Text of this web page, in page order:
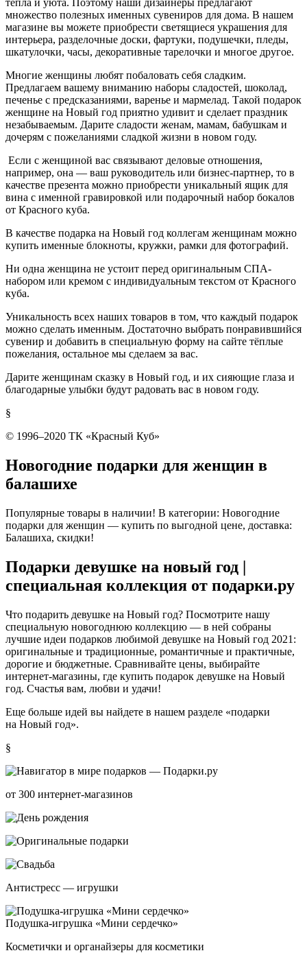
тепла и уюта. Поэтому наши дизайнеры предлагают
множество полезных именных сувениров для дома. В нашем
магазине вы можете приобрести светящиеся украшения для
интерьера, разделочные доски, фартуки, подушечки, пледы,
шкатулочки, часы, декоративные тарелочки и многое другое.
Многие женщины любят побаловать себя сладким.
Предлагаем вашему вниманию наборы сладостей, шоколад,
печенье с предсказаниями, варенье и мармелад. Такой подарок
женщине на Новый год приятно удивит и сделает праздник
незабываемым. Дарите сладости женам, мамам, бабушкам и
дочерям с пожеланиями сладкой жизни в новом году.
Если с женщиной вас связывают деловые отношения,
например, она — ваш руководитель или бизнес-партнер, то в
качестве презента можно приобрести уникальный ящик для
вина с именной гравировкой или подарочный набор бокалов
от Красного куба.
В качестве подарка на Новый год коллегам женщинам можно
купить именные блокноты, кружки, рамки для фотографий.
Ни одна женщина не устоит перед оригинальным СПА-
набором или кремом с индивидуальным текстом от Красного
куба.
Уникальность всех наших товаров в том, что каждый подарок
можно сделать именным. Достаточно выбрать понравившийся
сувенир и добавить в специальную форму на сайте тёплые
пожелания, остальное мы сделаем за вас.
Дарите женщинам сказку в Новый год, и их сияющие глаза и
благодарные улыбки будут радовать вас в новом году.
§
© 1996–2020 ТК «Красный Куб»
Новогодние подарки для женщин в
балашихе
Популярные товары в наличии! В категории: Новогодние
подарки для женщин — купить по выгодной цене, доставка:
Балашиха, скидки!
Подарки девушке на новый год |
специальная коллекция от подарки.ру
Что подарить девушке на Новый год? Посмотрите нашу
специальную новогоднюю коллекцию — в ней собраны
лучшие идеи подарков любимой девушке на Новый год 2021:
оригинальные и традиционные, романтичные и практичные,
дорогие и бюджетные. Сравнивайте цены, выбирайте
интернет-магазины, где купить подарок девушке на Новый
год. Счастья вам, любви и удачи!
Еще больше идей вы найдете в нашем разделе «подарки
на Новый год».
§
от 300 интернет-магазинов
Антистресс — игрушки
Подуш­ка-иг­руш­ка «Мини сер­деч­ко»
Косметички и органайзеры для косметики